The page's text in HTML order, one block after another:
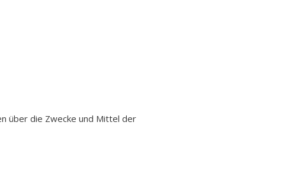
über die Zwecke und Mittel der